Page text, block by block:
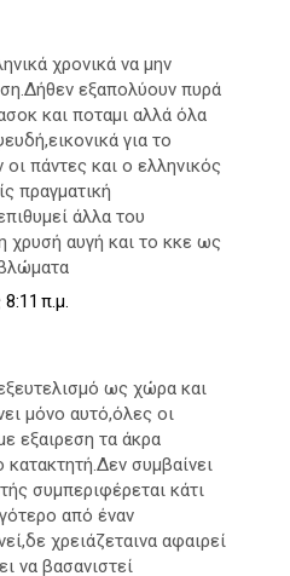
χρονικά να μην
εξαπολύουν πυρά
και ποταμι αλλά όλα
για το
πάντες και ο ελληνικός
πραγματική
άλλα του
χρυσή αυγή και το κκε ως
π.μ.
ως χώρα και
μόνο αυτό,όλες οι
εξαιρεση τα άκρα
συμβαίνει
συμπεριφέρεται κάτι
από έναν
χρειάζεταινα αφαιρεί
να βασανιστεί